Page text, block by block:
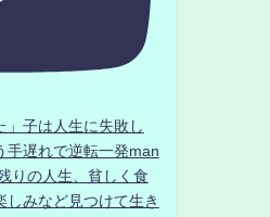
」子は人生に失敗し
手遅れで逆転一発man
りの人生、貧しく食
しみなど見つけて生き